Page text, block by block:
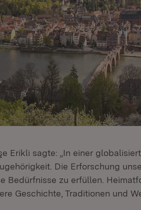
Erikli sagte: „In einer
Die Erforschung
Bedürfnisse zu erfüllen.
Geschichte, Traditionen und